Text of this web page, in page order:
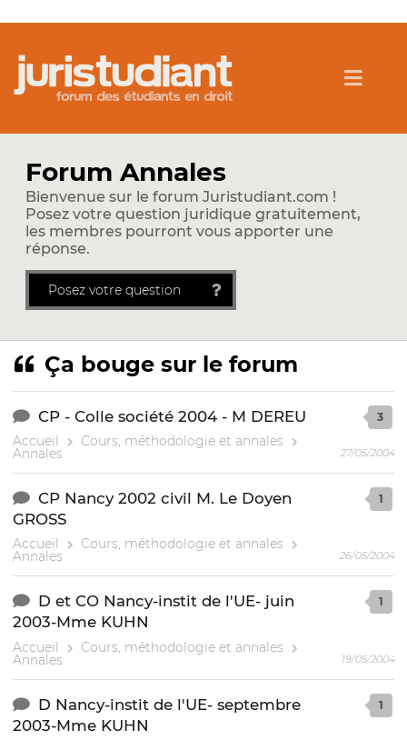
Forum Annales
Bienvenue sur le forum Juristudiant.com !
Posez votre question juridique gratuitement,
les membres pourront vous apporter une
réponse.
Posez votre question
Ça bouge sur le forum
CP - Colle société 2004 - M DEREU
Accueil Cours, méthodologie et annales
Annales
3
27/05/2004
CP Nancy 2002 civil M. Le Doyen
GROSS
Accueil Cours, méthodologie et annales
Annales
1
26/05/2004
D et CO Nancy-instit de l'UE- juin
2003-Mme KUHN
Accueil Cours, méthodologie et annales
Annales
1
19/05/2004
D Nancy-instit de l'UE- septembre
2003-Mme KUHN
1